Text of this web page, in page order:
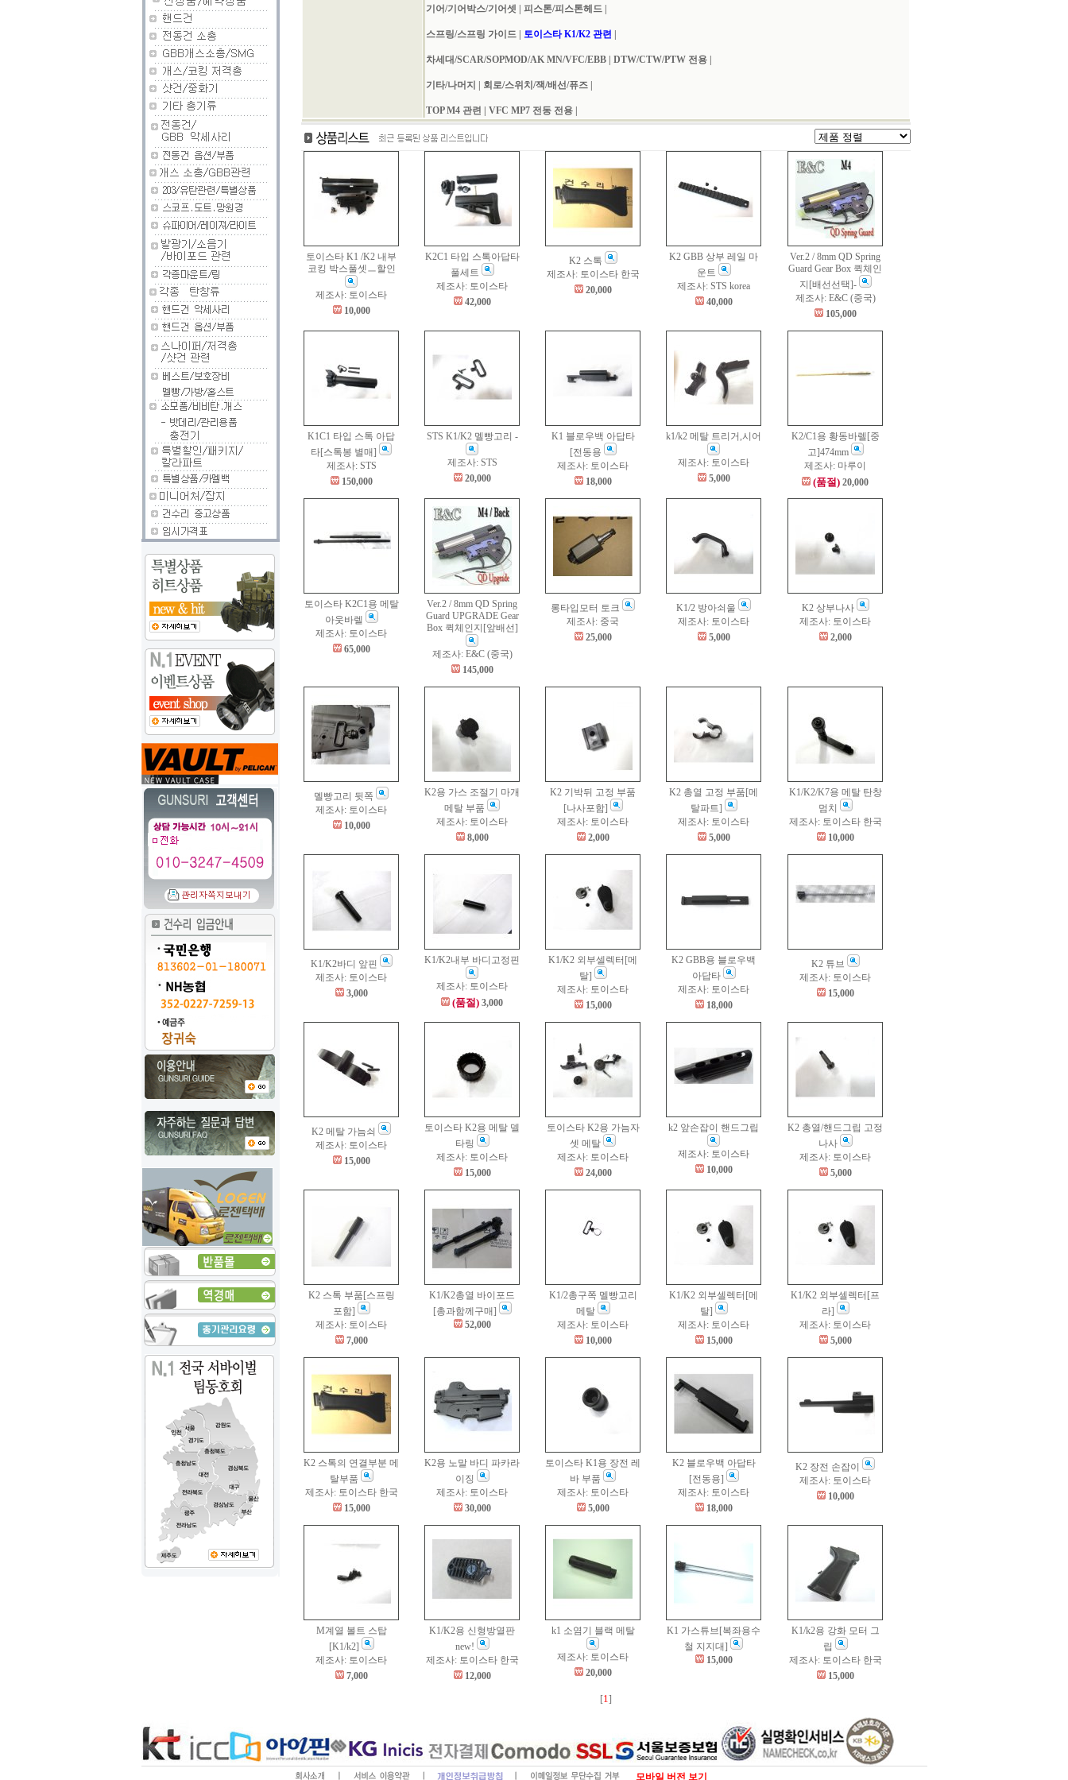
기어/기어박스/기어셋 피스톤/피스톤헤드
스프링/스프링 가이드 토이스타 K1/K2 관련
차세대/SCAR/SOPMOD/AK MN/VFC/EBB DTW/CTW/PTW 전용
기타/나머지 회로/스위치/잭/배선/퓨즈
TOP M4 관련 VFC MP7 전동 전용
토이스타 K1 /K2 내부
코킹 박스풀셋ㅡ할인
제조사: 토이스타
10,000
K2C1 타입 스톡아답타
풀세트
제조사: 토이스타
42,000
K2 스톡
제조사: 토이스타 한국
20,000
K2 GBB 상부 레일 마
운트
제조사: STS korea
40,000
Ver.2 / 8mm QD Spring
Guard Gear Box 퀵체인
지[배선선택]-
제조사: E&C (중국)
105,000
K1C1 타입 스톡 아답
타[스톡봉 별매]
제조사: STS
150,000
STS K1/K2 멜빵고리 -
제조사: STS
20,000
K1 블로우백 아답타
[전동용
제조사: 토이스타
18,000
k1/k2 메탈 트리거,시어
제조사: 토이스타
5,000
K2/C1용 황동바렐[중
고]474mm
제조사: 마루이
(품절) 20,000
토이스타 K2C1용 메탈
아웃바렐
제조사: 토이스타
65,000
Ver.2 / 8mm QD Spring
Guard UPGRADE Gear
Box 퀵체인지[앞배선]
제조사: E&C (중국)
145,000
롱타입모터 토크
제조사: 중국
25,000
K1/2 방아쇠울
제조사: 토이스타
5,000
K2 상부나사
제조사: 토이스타
2,000
멜빵고리 뒷쪽
제조사: 토이스타
10,000
K2용 가스 조절기 마개
메탈 부품
제조사: 토이스타
8,000
K2 기박뒤 고정 부품
[나사포함]
제조사: 토이스타
2,000
K2 총열 고정 부품[메
탈파트]
제조사: 토이스타
5,000
K1/K2/K7용 메탈 탄창
멈치
제조사: 토이스타 한국
10,000
K1/K2바디 앞핀
제조사: 토이스타
3,000
K1/K2내부 바디고정핀
제조사: 토이스타
(품절) 3,000
K1/K2 외부셀렉터[메
탈]
제조사: 토이스타
15,000
K2 GBB용 블로우백
아답타
제조사: 토이스타
18,000
K2 튜브
제조사: 토이스타
15,000
K2 메탈 가늠쇠
제조사: 토이스타
15,000
토이스타 K2용 메탈 델
타링
제조사: 토이스타
15,000
토이스타 K2용 가늠자
셋 메탈
제조사: 토이스타
24,000
k2 앞손잡이 핸드그립
제조사: 토이스타
10,000
K2 총열/핸드그립 고정
나사
제조사: 토이스타
5,000
K2 스톡 부품[스프링
포함]
제조사: 토이스타
7,000
K1/K2총열 바이포드
[총과함께구매]
52,000
K1/2총구쪽 멜빵고리
메탈
제조사: 토이스타
10,000
K1/K2 외부셀렉터[메
탈]
제조사: 토이스타
15,000
K1/K2 외부셀렉터[프
라]
제조사: 토이스타
5,000
K2 스톡의 연결부분 메
탈부품
제조사: 토이스타 한국
15,000
K2용 노말 바디 파카라
이징
제조사: 토이스타
30,000
토이스타 K1용 장전 레
바 부품
제조사: 토이스타
5,000
K2 블로우백 아답타
[전동용]
제조사: 토이스타
18,000
K2 장전 손잡이
제조사: 토이스타
10,000
M계열 볼트 스탑
[K1/k2]
제조사: 토이스타
7,000
K1/K2용 신형방열판
new!
제조사: 토이스타 한국
12,000
k1 소염기 블랙 메탈
제조사: 토이스타
20,000
K1 가스튜브[복좌용수
철 지지대]
15,000
K1/k2용 강화 모터 그
립
제조사: 토이스타 한국
15,000
[1]
모바일 버전 보기